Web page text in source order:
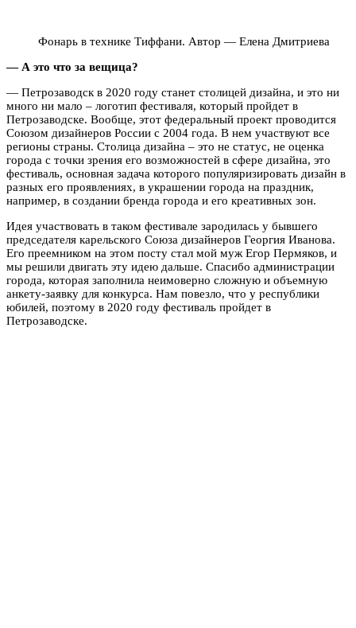
Фонарь в технике Тиффани. Автор — Елена Дмитриева
— А это что за вещица?
— Петрозаводск в 2020 году станет столицей дизайна, и это ни
много ни мало – логотип фестиваля, который пройдет в
Петрозаводске. Вообще, этот федеральный проект проводится
Союзом дизайнеров России с 2004 года. В нем участвуют все
регионы страны. Столица дизайна – это не статус, не оценка
города с точки зрения его возможностей в сфере дизайна, это
фестиваль, основная задача которого популяризировать дизайн в
разных его проявлениях, в украшении города на праздник,
например, в создании бренда города и его креативных зон.
Идея участвовать в таком фестивале зародилась у бывшего
председателя карельского Союза дизайнеров Георгия Иванова.
Его преемником на этом посту стал мой муж Егор Пермяков, и
мы решили двигать эту идею дальше. Спасибо администрации
города, которая заполнила неимоверно сложную и объемную
анкету-заявку для конкурса. Нам повезло, что у республики
юбилей, поэтому в 2020 году фестиваль пройдет в
Петрозаводске.